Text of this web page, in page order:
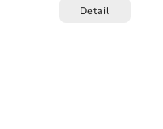
Detail